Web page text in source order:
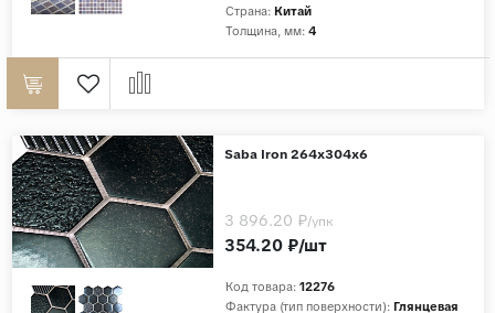
Страна: Китай
Толщина, мм: 4
Saba Iron 264х304х6
Код товара: 12276
Фактура (тип поверхности): Глянцевая
354.20 ₽/шт
3 896.20 ₽/упк